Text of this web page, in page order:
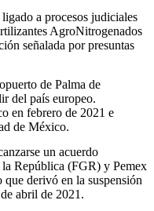
a procesos judiciales
AgroNitrogenados
señalada por presuntas
de Palma de
del país europeo.
en febrero de 2021 e
de México.
un acuerdo
República (FGR) y Pemex
derivó en la suspensión
abril de 2021.